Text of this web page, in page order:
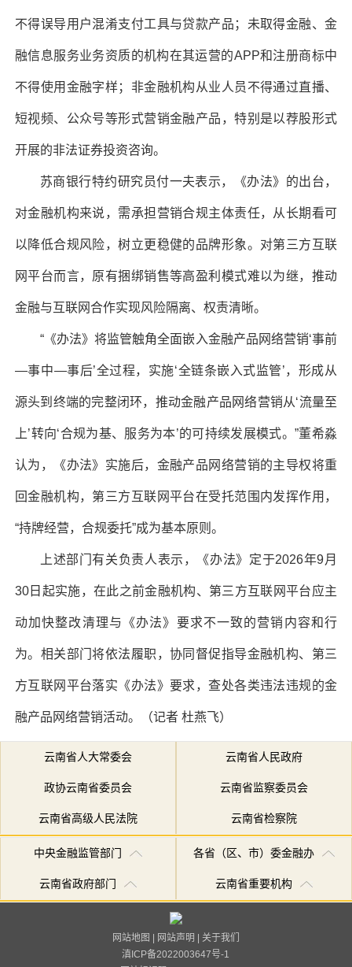
不得误导用户混淆支付工具与贷款产品；未取得金融、金
融信息服务业务资质的机构在其运营的APP和注册商标中
不得使用金融字样；非金融机构从业人员不得通过直播、
短视频、公众号等形式营销金融产品，特别是以荐股形式
开展的非法证券投资咨询。
苏商银行特约研究员付一夫表示，《办法》的出台，
对金融机构来说，需承担营销合规主体责任，从长期看可
以降低合规风险，树立更稳健的品牌形象。对第三方互联
网平台而言，原有捆绑销售等高盈利模式难以为继，推动
金融与互联网合作实现风险隔离、权责清晰。
“《办法》将监管触角全面嵌入金融产品网络营销‘事前
—事中—事后’全过程，实施‘全链条嵌入式监管’，形成从
源头到终端的完整闭环，推动金融产品网络营销从‘流量至
上’转向‘合规为基、服务为本’的可持续发展模式。”董希淼
认为，《办法》实施后，金融产品网络营销的主导权将重
回金融机构，第三方互联网平台在受托范围内发挥作用，
“持牌经营，合规委托”成为基本原则。
上述部门有关负责人表示，《办法》定于2026年9月
30日起实施，在此之前金融机构、第三方互联网平台应主
动加快整改清理与《办法》要求不一致的营销内容和行
为。相关部门将依法履职，协同督促指导金融机构、第三
方互联网平台落实《办法》要求，查处各类违法违规的金
融产品网络营销活动。（记者 杜燕飞）
云南省人大常委会 云南省人民政府
政协云南省委员会 云南省监察委员会
云南省高级人民法院 云南省检察院
中央金融监管部门 各省（区、市）委金融办
云南省政府部门 云南省重要机构
网站地图 | 网站声明 | 关于我们
滇ICP备2022003647号-1